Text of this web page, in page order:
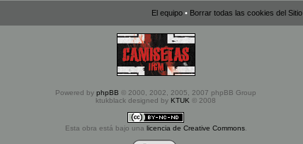
El equipo • Borrar todas las cookies del Sitio
Powered by phpBB © 2000, 2002, 2005, 2007 phpBB Group
ktukblack designed by KTUK © 2008
Esta obra está bajo una licencia de Creative Commons.